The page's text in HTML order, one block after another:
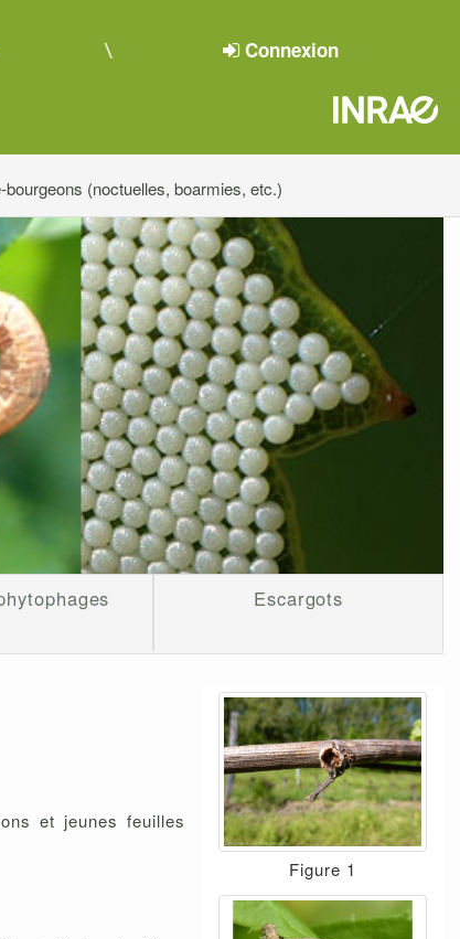
Connexion
bourgeons (noctuelles, boarmies, etc.)
Escargots
et jeunes feuilles
Figure 1